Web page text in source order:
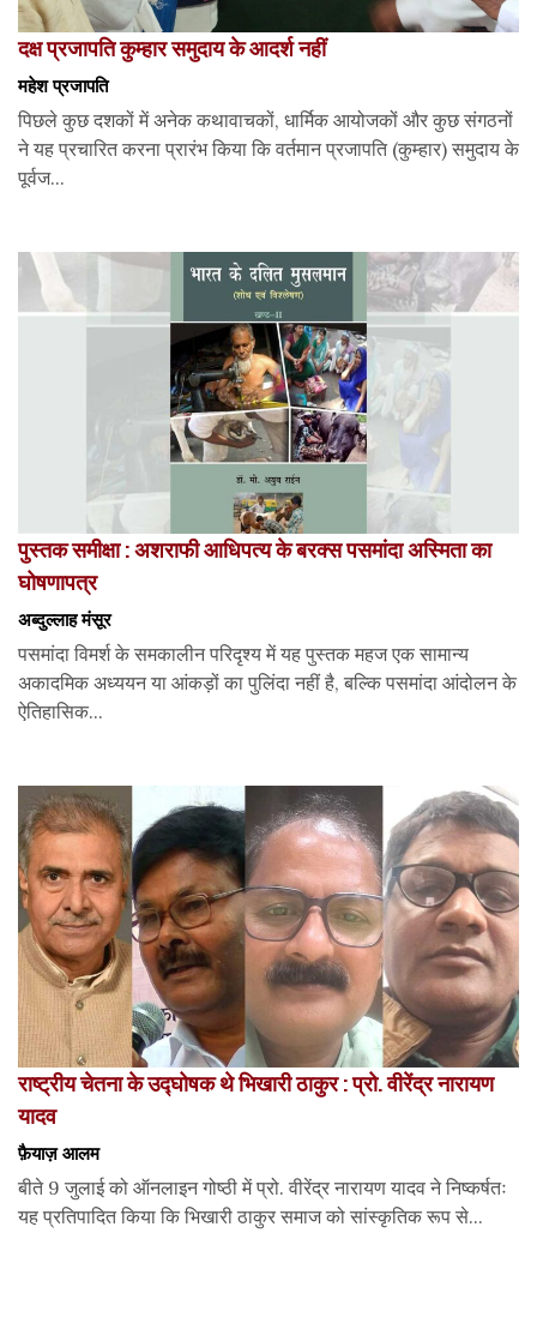
दक्ष प्रजापति कुम्हार समुदाय के आदर्श नहीं
महेश प्रजापति
पिछले कुछ दशकों में अनेक कथावाचकों, धार्मिक आयोजकों और कुछ संगठनों
ने यह प्रचारित करना प्रारंभ किया कि वर्तमान प्रजापति (कुम्हार) समुदाय के
पूर्वज...
पुस्तक समीक्षा : अशराफी आधिपत्य के बरक्स पसमांदा अस्मिता का
घोषणापत्र
अब्दुल्लाह मंसूर
पसमांदा विमर्श के समकालीन परिदृश्य में यह पुस्तक महज एक सामान्य
अकादमिक अध्ययन या आंकड़ों का पुलिंदा नहीं है, बल्कि पसमांदा आंदोलन के
ऐतिहासिक...
राष्ट्रीय चेतना के उद्घोषक थे भिखारी ठाकुर : प्रो. वीरेंद्र नारायण
यादव
फ़ैयाज़ आलम
बीते 9 जुलाई को ऑनलाइन गोष्ठी में प्रो. वीरेंद्र नारायण यादव ने निष्कर्षतः
यह प्रतिपादित किया कि भिखारी ठाकुर समाज को सांस्कृतिक रूप से...